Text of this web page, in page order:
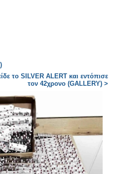
το SILVER ALERT και εντόπισε
τον 42χρονο (GALLERY) >